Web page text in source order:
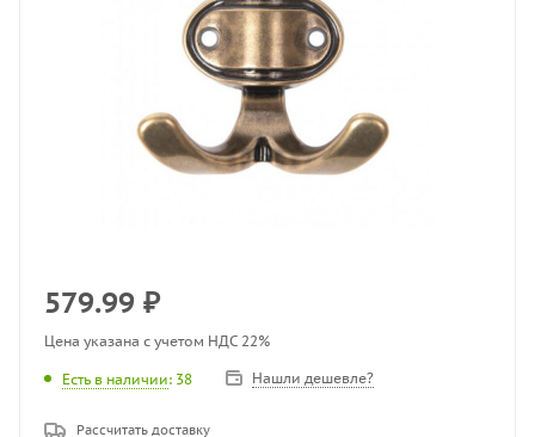
579.99 ₽
Цена указана с учетом НДС 22%
Есть в наличии: 38 Нашли дешевле?
Рассчитать доставку